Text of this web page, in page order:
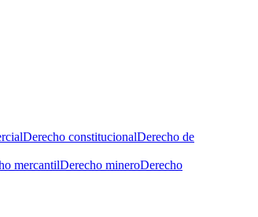
Derecho constitucionalDerecho de
mercantilDerecho mineroDerecho